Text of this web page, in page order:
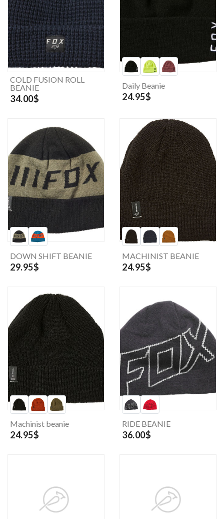
COLD FUSION ROLL
BEANIE
34.00$
Daily Beanie
24.95$
DOWN SHIFT BEANIE
29.95$
MACHINIST BEANIE
24.95$
Machinist beanie
24.95$
RIDE BEANIE
36.00$